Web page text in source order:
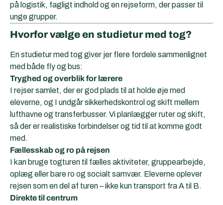
på logistik, fagligt indhold og en rejseform, der passer til
unge grupper.
Hvorfor vælge en studietur med tog?
En studietur med tog giver jer flere fordele sammenlignet
med både fly og bus:
Tryghed og overblik for lærere
I rejser samlet, der er god plads til at holde øje med
eleverne, og I undgår sikkerhedskontrol og skift mellem
lufthavne og transferbusser. Vi planlægger ruter og skift,
så der er realistiske forbindelser og tid til at komme godt
med.
Fællesskab og ro på rejsen
I kan bruge togturen til fælles aktiviteter, gruppearbejde,
oplæg eller bare ro og socialt samvær. Eleverne oplever
rejsen som en del af turen – ikke kun transport fra A til B.
Direkte til centrum